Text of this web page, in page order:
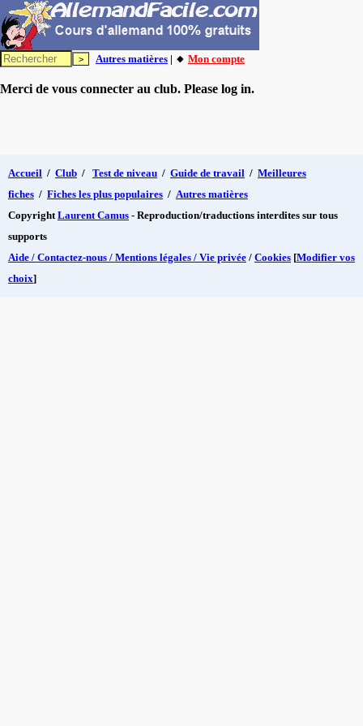
Autres matières | 🔸 Mon compte
Merci de vous connecter au club. Please log in.
Accueil / Club / Test de niveau / Guide de travail / Meilleures
fiches / Fiches les plus populaires / Autres matières
CopyrightLaurent Camus - Reproduction/traductions interdites sur tous
supports
Aide / Contactez-nous / Mentions légales / Vie privée / Cookies [Modifier vos
choix]